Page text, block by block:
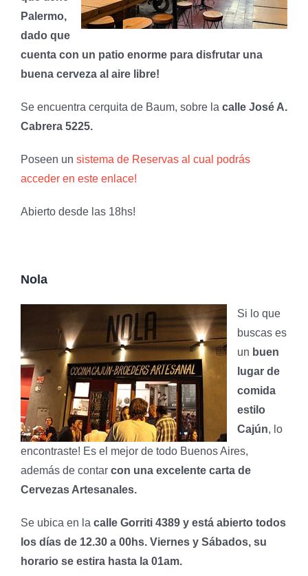
Palermo,
dado que
cuenta con un patio enorme para disfrutar una
buena cerveza al aire libre!
Se encuentra cerquita de Baum, sobre la calle José A.
Cabrera 5225.
Poseen un sistema de Reservas al cual podrás
acceder en este enlace!
Abierto desde las 18hs!
Nola
Si lo que
buscas es
un buen
lugar de
comida
estilo
Cajún, lo
encontraste! Es el mejor de todo Buenos Aires,
además de contar con una excelente carta de
Cervezas Artesanales.
Se ubica en la calle Gorriti 4389 y está abierto todos
los días de 12.30 a 00hs. Viernes y Sábados, su
horario se estira hasta la 01am.